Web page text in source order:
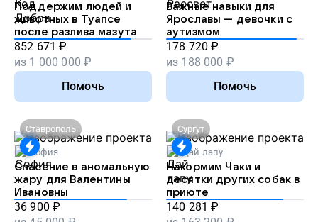
Поддержим людей и
животных в Туапсе
после разлива мазута
852 671 ₽
из 1 000 000 ₽
Помочь
Важные навыки для
Ярославы — девочки с
аутизмом
178 720 ₽
из 188 000 ₽
Помочь
Ставрополь
София
Спасение в аномальную
жару для Валентины
Ивановны
36 900 ₽
Сургут
Дай лапу
Накормим Чаки и
десятки других собак в
приюте
140 281 ₽